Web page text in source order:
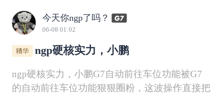
今天你ngp了吗？
06-08 01:02
ngp硬核实力，小鹏
ngp硬核实力，小鹏G7自动前往车位功能被G7
的自动前往车位功能狠狠圈粉，这波操作直接把